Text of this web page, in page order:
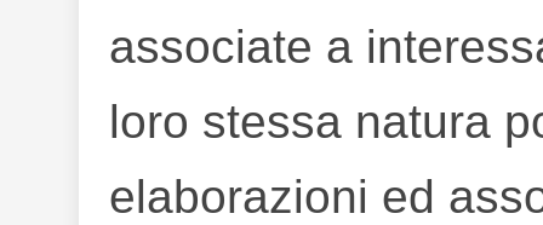
associate a
loro stessa natura
elaborazioni ed